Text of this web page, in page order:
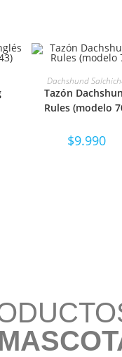
SELECCIONAR
OPCIONES
Dachshund
Tazón
Rules (modelo
$9.990